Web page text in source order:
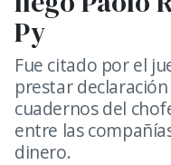
Py
Fue citado por el
prestar
cuadernos del
entre las
dinero.